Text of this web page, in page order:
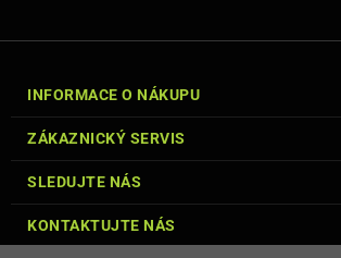
INFORMACE O NÁKUPU
ZÁKAZNICKÝ SERVIS
SLEDUJTE NÁS
KONTAKTUJTE NÁS